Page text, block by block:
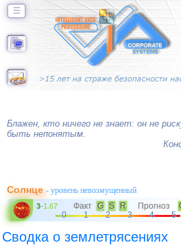
☰
Блажен, кто ничего не знает: он не
быть непонятым.
Солнце- уровень невозмущенный
3-1.67 Факт G S R Прогноз
0
1 2 3 4 5
Сводка о землетрясениях